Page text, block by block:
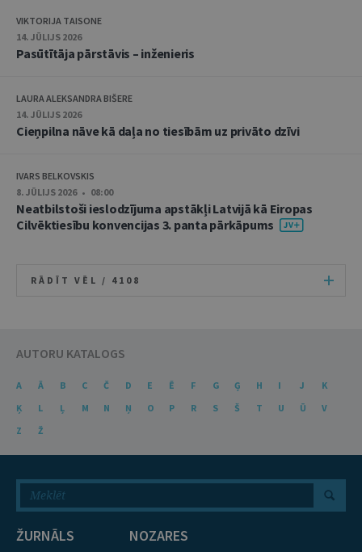
VIKTORIJA TAISONE
14. JŪLIJS 2026
Pasūtītāja pārstāvis – inženieris
LAURA ALEKSANDRA BIŠERE
14. JŪLIJS 2026
Cieņpilna nāve kā daļa no tiesībām uz privāto dzīvi
IVARS BELKOVSKIS
8. JŪLIJS 2026 • 08:00
Neatbilstoši ieslodzījuma apstākļi Latvijā kā Eiropas
Cilvēktiesību konvencijas 3. panta pārkāpums
RĀDĪT VĒL / 4108
AUTORU KATALOGS
A Ā B C Č D E Ē F G Ģ H I J
K
Ķ
L Ļ M N Ņ O P R S Š T U Ū
V
Z
Ž
ŽURNĀLS
NOZARES